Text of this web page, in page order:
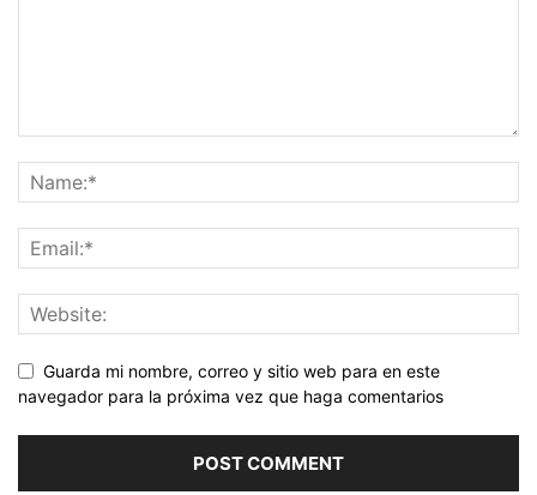
Guarda mi nombre, correo y sitio web para en este
navegador para la próxima vez que haga comentarios